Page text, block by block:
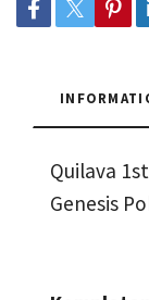
Quilava
Genesis